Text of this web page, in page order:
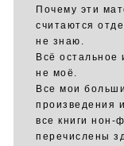
Почему эти
считаются
не знаю.
Всё остальное
не моё.
Все мои
произведения
все книги нон-
перечислены